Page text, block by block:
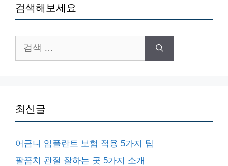
검색해보세요
색:
최신글
어금니 임플란트 보험 적용 5가지 팁
팔꿈치 관절 잘하는 곳 5가지 소개